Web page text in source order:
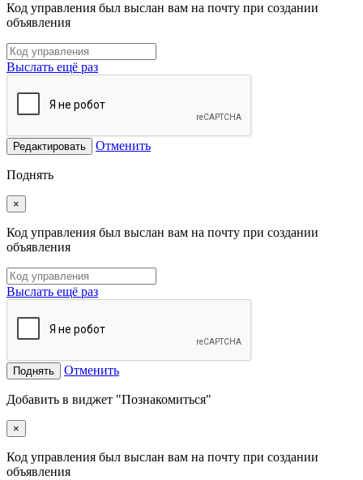
Код управления был выслан вам на почту при создании
объявления
Выслать ещё раз
Редактировать Отменить
Поднять
×
Код управления был выслан вам на почту при создании
объявления
Выслать ещё раз
Поднять Отменить
Добавить в виджет "Познакомиться"
×
Код управления был выслан вам на почту при создании
объявления